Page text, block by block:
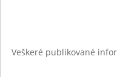
Veškeré publikované